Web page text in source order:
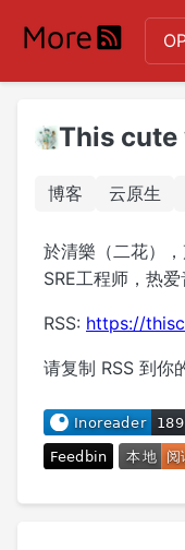
This cute
博客 云原生
於清樂（二花）
SRE工程师，热爱
RSS: https://
请复制 RSS 到你